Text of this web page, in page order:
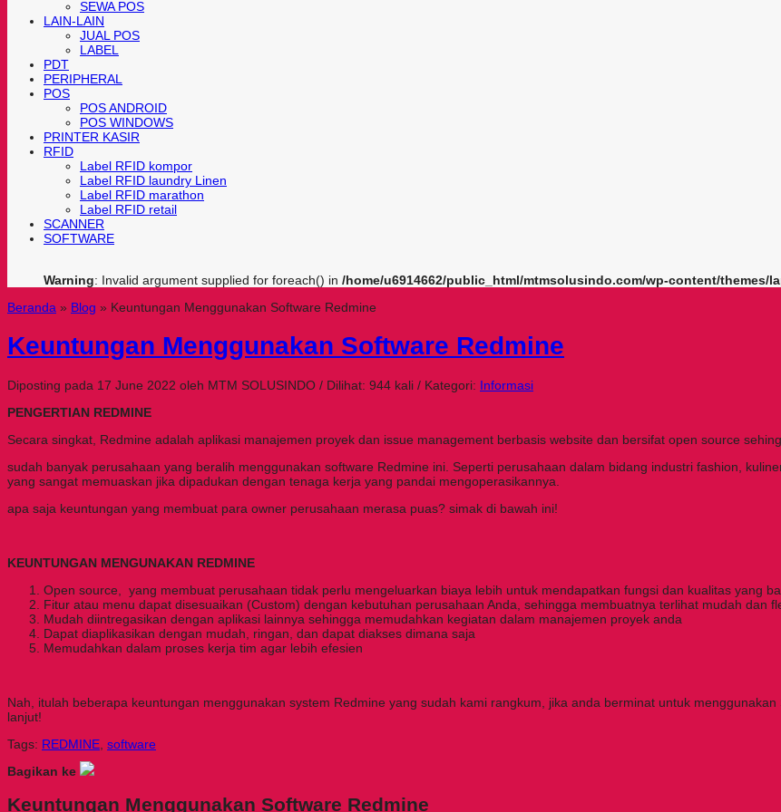
SEWA POS
LAIN-LAIN
JUAL POS
LABEL
PDT
PERIPHERAL
POS
POS ANDROID
POS WINDOWS
PRINTER KASIR
RFID
Label RFID kompor
Label RFID laundry Linen
Label RFID marathon
Label RFID retail
SCANNER
SOFTWARE
Warning: Invalid argument supplied for foreach() in /home/u6914662/public_html/mtmsolusindo.com/wp-content/themes/
Beranda » Blog » Keuntungan Menggunakan Software Redmine
Keuntungan Menggunakan Software Redmine
Diposting pada 17 June 2022 oleh MTM SOLUSINDO / Dilihat: 944 kali / Kategori: Informasi
PENGERTIAN REDMINE
Secara singkat, Redmine adalah aplikasi manajemen proyek dan issue management berbasis website dan bersifat open source
sudah banyak perusahaan yang beralih menggunakan software Redmine ini. Seperti perusahaan dalam bidang industri fashion,
yang sangat memuaskan jika dipadukan dengan tenaga kerja yang pandai mengoperasikannya.
apa saja keuntungan yang membuat para owner perusahaan merasa puas? simak di bawah ini!
KEUNTUNGAN MENGUNAKAN REDMINE
Open source, yang membuat perusahaan tidak perlu mengeluarkan biaya lebih untuk mendapatkan fungsi dan kualitas yang
Fitur atau menu dapat disesuaikan (Custom) dengan kebutuhan perusahaan Anda, sehingga membuatnya terlihat mudah dan
Mudah diintregasikan dengan aplikasi lainnya sehingga memudahkan kegiatan dalam manajemen proyek anda
Dapat diaplikasikan dengan mudah, ringan, dan dapat diakses dimana saja
Memudahkan dalam proses kerja tim agar lebih efesien
Nah, itulah beberapa keuntungan menggunakan system Redmine yang sudah kami rangkum, jika anda berminat untuk menggunakan
lanjut!
Tags: REDMINE software
Bagikan ke
Keuntungan Menggunakan Software Redmine